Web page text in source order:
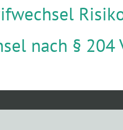
nach § 204